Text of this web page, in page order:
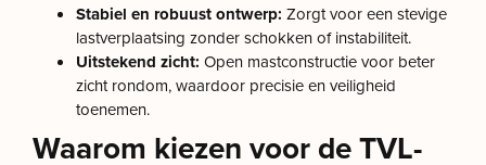
Stabiel en robuust ontwerp: Zorgt voor een stevige
lastverplaatsing zonder schokken of instabiliteit.
Uitstekend zicht: Open mastconstructie voor beter
zicht rondom, waardoor precisie en veiligheid
toenemen.
Waarom kiezen voor de TVL-